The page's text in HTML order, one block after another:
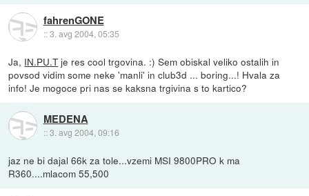
fahrenGONE
::3. avg 2004, 05:35
Ja, IN.PU.T je res cool trgovina. :) Sem obiskal veliko ostalih in
povsod vidim some neke 'manli' in club3d ... boring...! Hvala za
info! Je mogoce pri nas se kaksna trgivina s to kartico?
MEDENA
::3. avg 2004, 09:16
jaz ne bi dajal 66k za tole...vzemi MSI 9800PRO k ma
R360....mlacom 55,500